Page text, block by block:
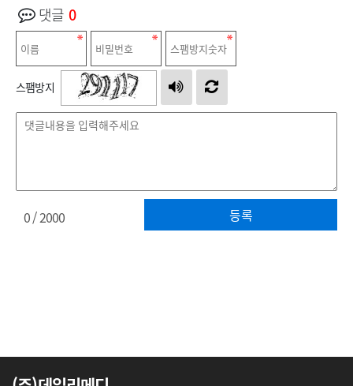
댓글 0
스팸방지
등록
0/ 2000